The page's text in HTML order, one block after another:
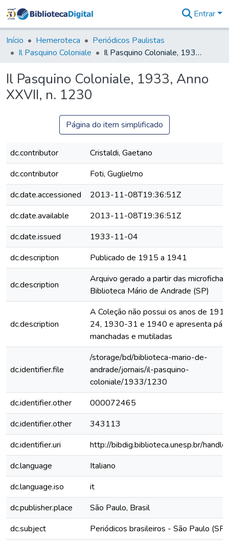
&
Coleções
Tudo na
Digital
Entrar
Início Hemeroteca
Periódicos Paulistas
Il Pasquino Coloniale
Il Pasquino Coloniale, 1933, Anno XXVII, n. 1230
Il Pasquino Coloniale, 1933, Anno
XXVII, n. 1230
Página do item simplificado
dc.contributor
Cristaldi, Gaetano
dc.contributor
Foti, Guglielmo
dc.date.accessioned
2013-11-08T19:36:51Z
dc.date.available
2013-11-08T19:36:51Z
dc.date.issued
1933-11-04
dc.description
Publicado de 1915 a 1941
dc.description
Arquivo gerado a partir das
Biblioteca Mário de Andrade (SP)
dc.description
A Coleção não possui os anos de
24, 1930-31 e 1940 e apresenta
manchadas e mutiladas
dc.identifier.file
/storage/bd/biblioteca-mario-de-
andrade/jornais/il-pasquino-
coloniale/1933/1230
dc.identifier.other
000072465
dc.identifier.other
343113
dc.identifier.uri
http://bibdig.biblioteca.unesp.br/
dc.language
Italiano
dc.language.iso
it
dc.publisher.place
São Paulo, Brasil
dc.subject
Periódicos brasileiros - São Paulo (SP)